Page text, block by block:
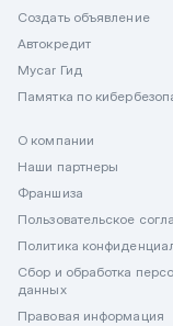
Создать объявление
Автокредит
Mycar Гид
Памятка по
О компании
Наши партнеры
Франшиза
Пользовательское
Политика
Сбор и обработка
данных
Правовая информация